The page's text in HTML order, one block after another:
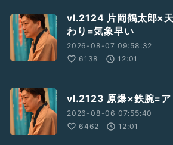
vl.2124 片岡鶴太郎×
わり=気象早い
2026-08-07 09:58:32
6138
12:01
vl.2123 原爆×鉄腕=ア
2026-08-06 07:55:40
6462
12:01